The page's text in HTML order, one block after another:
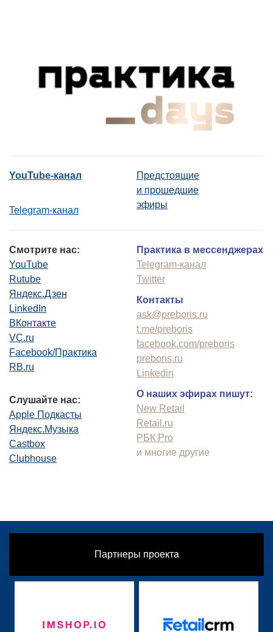
YouTube-канал
Telegram-канал
Предстоящие
и прошедшие
эфиры
Смотрите нас:
YouTube
Rutube
Яндекс.Дзен
LinkedIn
ВКонтакте
VC.ru
Facebook/Практика
RB.ru
Слушайте нас:
Apple Подкасты
Яндекс.Музыка
Castbox
Clubhouse
Практика в мессенджерах
Telegram-канал
Twitter
Контакты
ask@preboris.ru
t.me/preboris
facebook.com/preboris
preboris.ru
Linkedin
О наших эфирах пишут:
New Retail
Retail.ru
РБК Pro
и многие другие
Партнеры проекта